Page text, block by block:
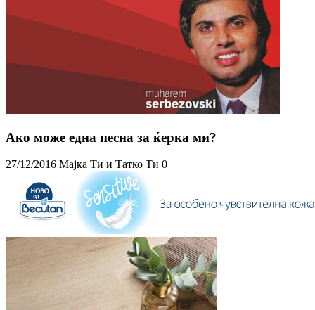
Ако може една песна за ќерка ми?
27/12/2016 Мајка Ти и Татко Ти 0